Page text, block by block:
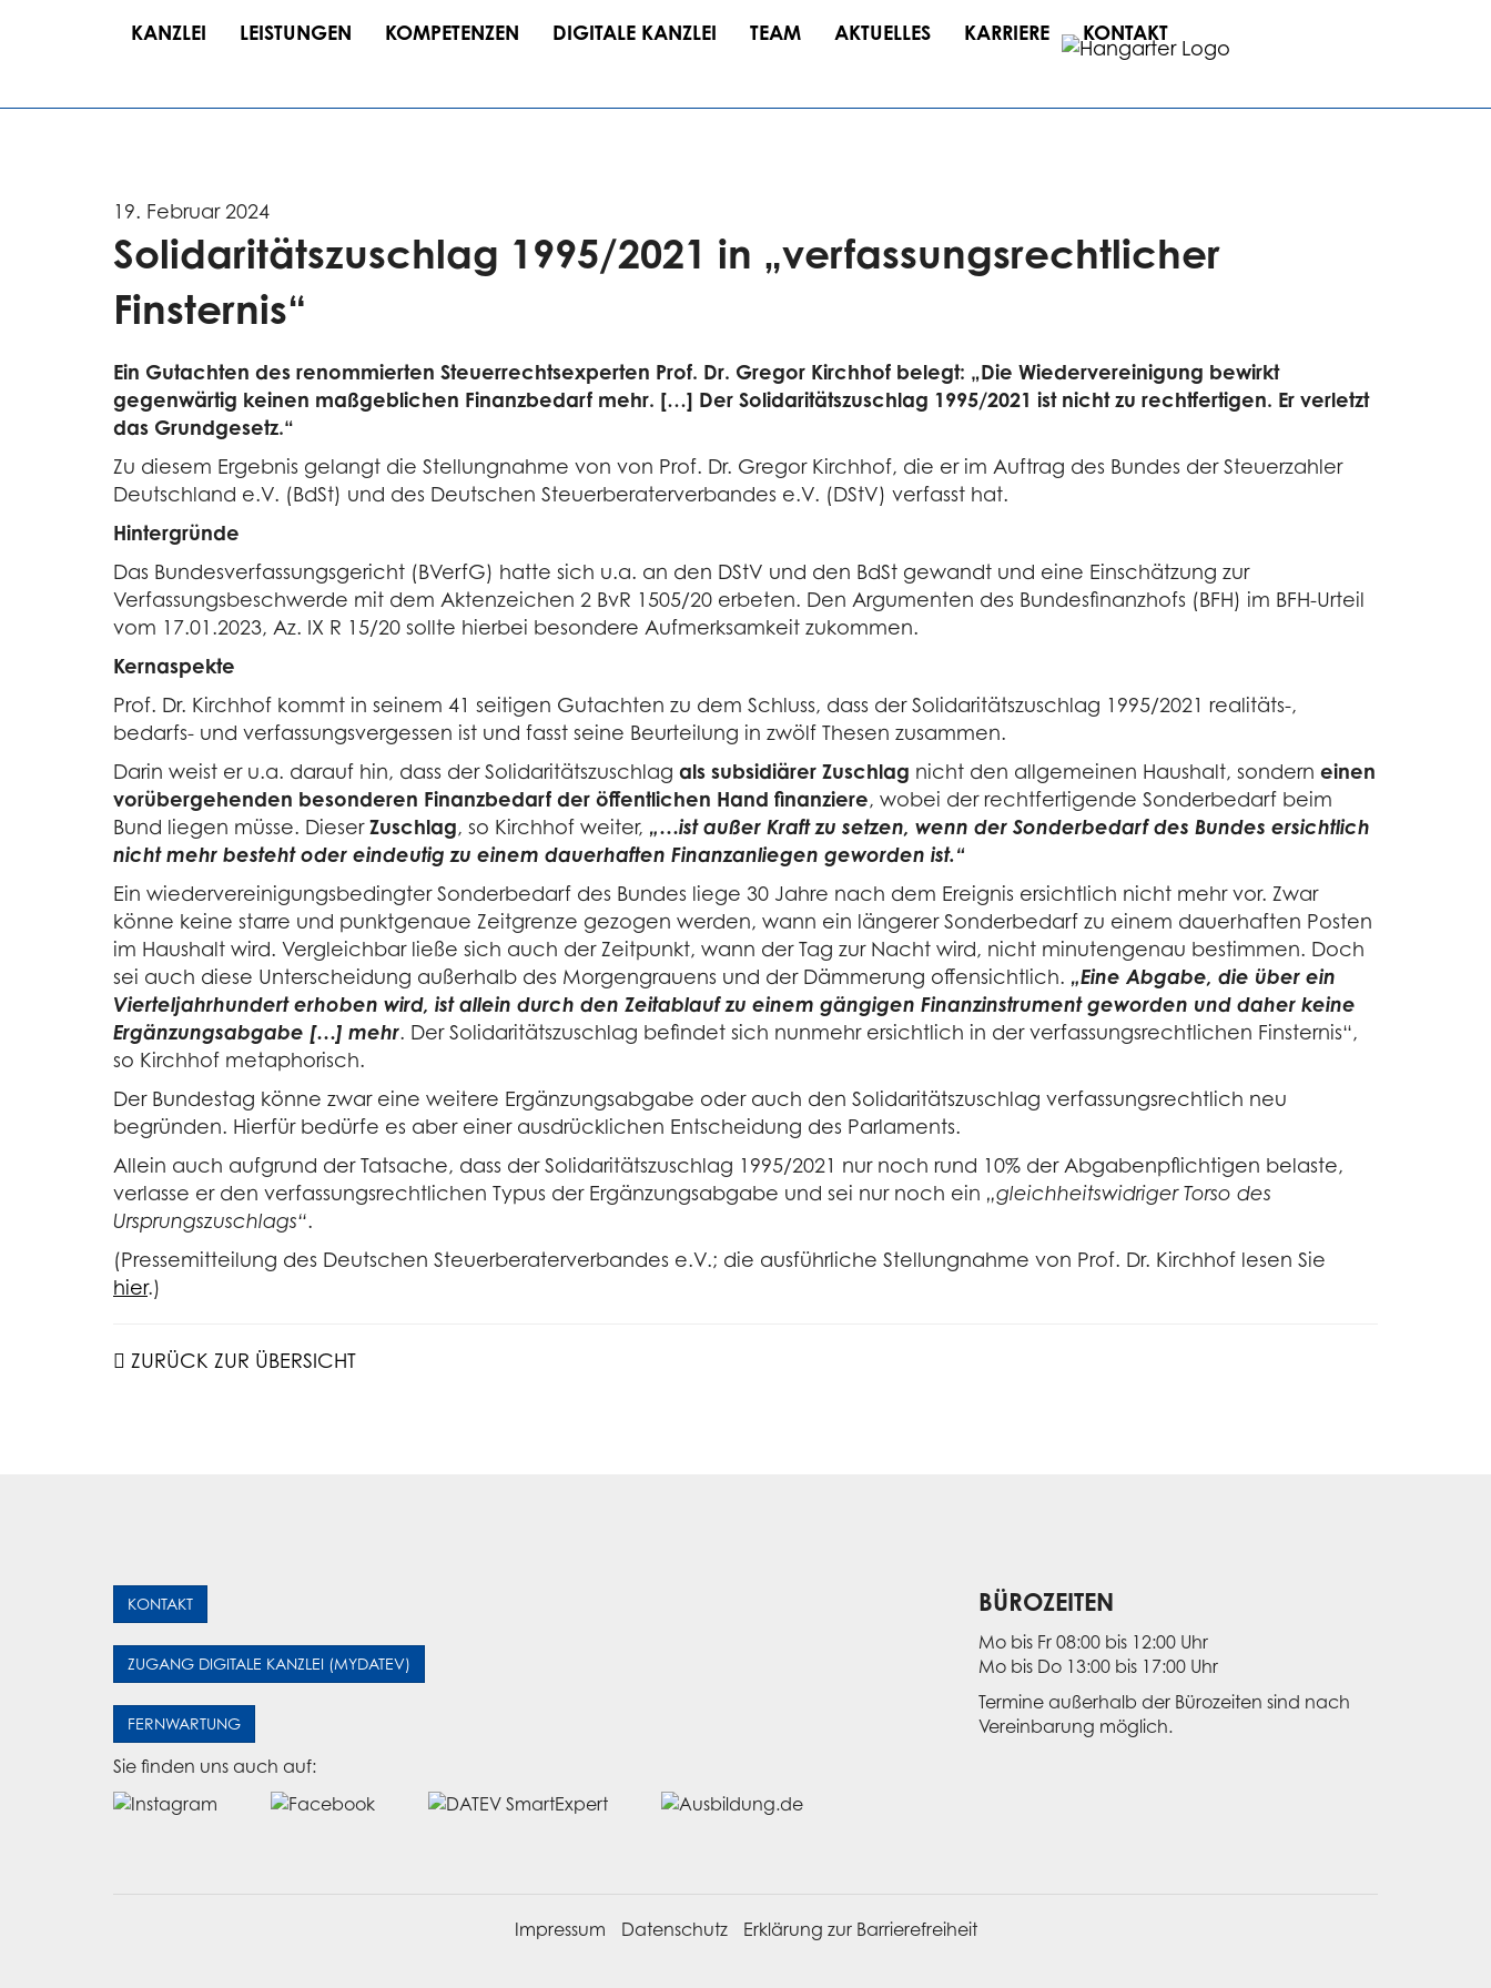
KANZLEI LEISTUNGEN KOMPETENZEN DIGITALE KANZLEI TEAM AKTUELLES KARRIERE KONTAKT
19. Februar 2024
Solidaritätszuschlag 1995/2021 in „verfassungsrechtlicher
Finsternis“
Ein Gutachten des renommierten Steuerrechtsexperten Prof. Dr. Gregor Kirchhof belegt: „Die Wiedervereinigung bewirkt
gegenwärtig keinen maßgeblichen Finanzbedarf mehr. […] Der Solidaritätszuschlag 1995/2021 ist nicht zu rechtfertigen. Er verletzt
das Grundgesetz.“
Zu diesem Ergebnis gelangt die Stellungnahme von von Prof. Dr. Gregor Kirchhof, die er im Auftrag des Bundes der Steuerzahler
Deutschland e.V. (BdSt) und des Deutschen Steuerberaterverbandes e.V. (DStV) verfasst hat.
Hintergründe
Das Bundesverfassungsgericht (BVerfG) hatte sich u.a. an den DStV und den BdSt gewandt und eine Einschätzung zur
Verfassungsbeschwerde mit dem Aktenzeichen 2 BvR 1505/20 erbeten. Den Argumenten des Bundesfinanzhofs (BFH) im BFH-Urteil
vom 17.01.2023, Az. IX R 15/20 sollte hierbei besondere Aufmerksamkeit zukommen.
Kernaspekte
Prof. Dr. Kirchhof kommt in seinem 41 seitigen Gutachten zu dem Schluss, dass der Solidaritätszuschlag 1995/2021 realitäts-,
bedarfs- und verfassungsvergessen ist und fasst seine Beurteilung in zwölf Thesen zusammen.
Darin weist er u.a. darauf hin, dass der Solidaritätszuschlag als subsidiärer Zuschlag nicht den allgemeinen Haushalt, sondern einen
vorübergehenden besonderen Finanzbedarf der öffentlichen Hand finanziere, wobei der rechtfertigende Sonderbedarf beim
Bund liegen müsse. DieserZuschlag, so Kirchhof weiter, „…ist außer Kraft zu setzen, wenn der Sonderbedarf des Bundes ersichtlich
nicht mehr besteht oder eindeutig zu einem dauerhaften Finanzanliegen geworden ist.“
Ein wiedervereinigungsbedingter Sonderbedarf des Bundes liege 30 Jahre nach dem Ereignis ersichtlich nicht mehr vor. Zwar
könne keine starre und punktgenaue Zeitgrenze gezogen werden, wann ein längerer Sonderbedarf zu einem dauerhaften Posten
im Haushalt wird. Vergleichbar ließe sich auch der Zeitpunkt, wann der Tag zur Nacht wird, nicht minutengenau bestimmen. Doch
sei auch diese Unterscheidung außerhalb des Morgengrauens und der Dämmerung offensichtlich. „Eine Abgabe, die über ein
Vierteljahrhundert erhoben wird, ist allein durch den Zeitablauf zu einem gängigen Finanzinstrument geworden und daher keine
Ergänzungsabgabe […] mehr. Der Solidaritätszuschlag befindet sich nunmehr ersichtlich in der verfassungsrechtlichen Finsternis“,
so Kirchhof metaphorisch.
Der Bundestag könne zwar eine weitere Ergänzungsabgabe oder auch den Solidaritätszuschlag verfassungsrechtlich neu
begründen. Hierfür bedürfe es aber einer ausdrücklichen Entscheidung des Parlaments.
Allein auch aufgrund der Tatsache, dass der Solidaritätszuschlag 1995/2021 nur noch rund 10% der Abgabenpflichtigen belaste,
verlasse er den verfassungsrechtlichen Typus der Ergänzungsabgabe und sei nur noch ein „gleichheitswidriger Torso des
Ursprungszuschlags“.
(Pressemitteilung des Deutschen Steuerberaterverbandes e.V.; die ausführliche Stellungnahme von Prof. Dr. Kirchhof lesen Sie
hier.)
ZURÜCK ZUR ÜBERSICHT
KONTAKT
ZUGANG DIGITALE KANZLEI (MYDATEV)
FERNWARTUNG
Sie finden uns auch auf:
BÜROZEITEN
Mo bis Fr 08:00 bis 12:00 Uhr
Mo bis Do 13:00 bis 17:00 Uhr
Termine außerhalb der Bürozeiten sind nach
Vereinbarung möglich.
Impressum Datenschutz Erklärung zur Barrierefreiheit